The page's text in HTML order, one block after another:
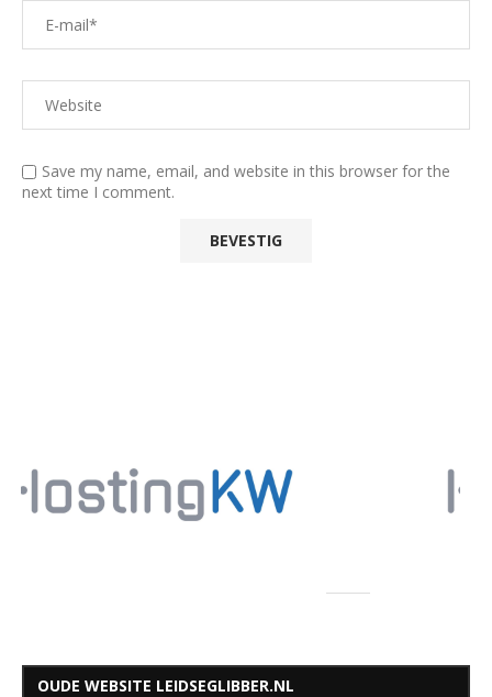
Save my name, email, and website in this browser for the
next time I comment.
OUDE WEBSITE LEIDSEGLIBBER.NL